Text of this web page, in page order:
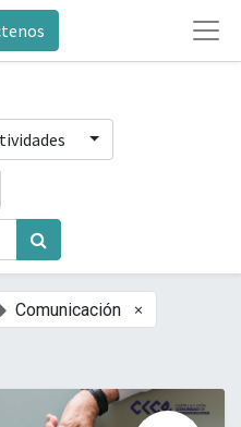
Comunicación ×